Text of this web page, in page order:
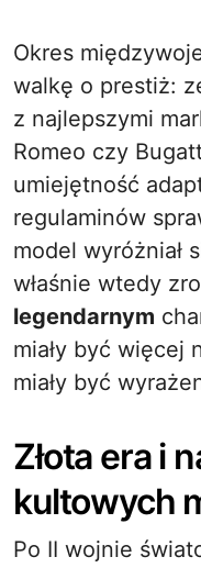
Okres
walkę o prestiż:
z najlepszymi
Romeo czy
umiejętność
regulaminów
model wyróżniał
właśnie wtedy
legendarnym
miały być więcej
miały być
Złota era i
kultowych
Po II wojnie